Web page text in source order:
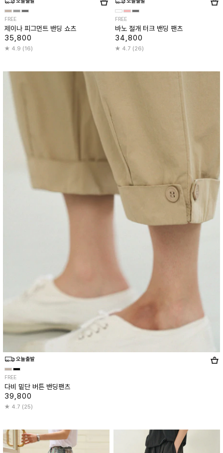
FREE
제이나 피그먼트 밴딩 쇼츠
35,800
4.9 (16)
FREE
바노 절개 터크 밴딩 팬츠
34,800
4.7 (26)
FREE
다비 밑단 버튼 밴딩팬츠
39,800
4.7 (25)